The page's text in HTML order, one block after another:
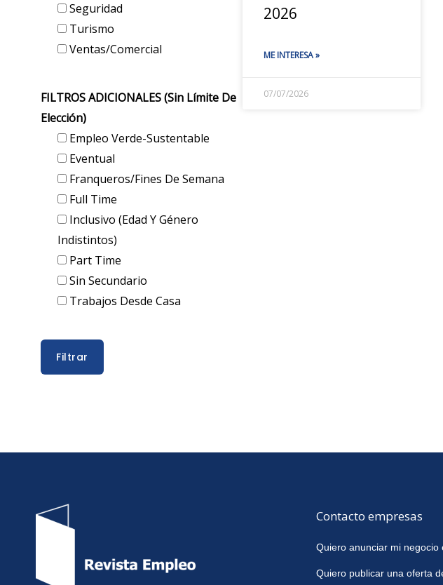
Seguridad
Turismo
Ventas/Comercial
FILTROS ADICIONALES (sin Límite De
Elección)
Empleo Verde-Sustentable
Eventual
Franqueros/Fines De Semana
Full Time
Inclusivo (edad Y Género
Indistintos)
Part Time
Sin Secundario
Trabajos Desde Casa
2026
ME INTERESA »
07/07/2026
Contacto empresas
Quiero anunciar mi negocio
Quiero publicar una oferta